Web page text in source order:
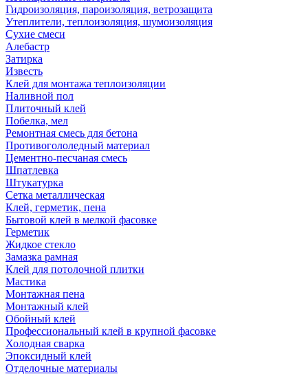
Гидроизоляция, пароизоляция, ветрозащита
Утеплители, теплоизоляция, шумоизоляция
Сухие смеси
Алебастр
Затирка
Известь
Клей для монтажа теплоизоляции
Наливной пол
Плиточный клей
Побелка, мел
Ремонтная смесь для бетона
Противогололедный материал
Цементно-песчаная смесь
Шпатлевка
Штукатурка
Сетка металлическая
Клей, герметик, пена
Бытовой клей в мелкой фасовке
Герметик
Жидкое стекло
Замазка рамная
Клей для потолочной плитки
Мастика
Монтажная пена
Монтажный клей
Обойный клей
Профессиональный клей в крупной фасовке
Холодная сварка
Эпоксидный клей
Отделочные материалы